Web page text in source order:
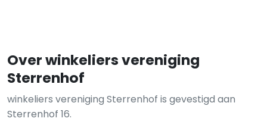
Over winkeliers vereniging
Sterrenhof
winkeliers vereniging Sterrenhof is gevestigd aan
Sterrenhof 16.